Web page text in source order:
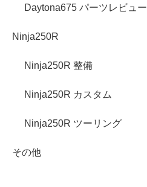
Daytona675 パーツレビュー
Ninja250R
Ninja250R 整備
Ninja250R カスタム
Ninja250R ツーリング
その他